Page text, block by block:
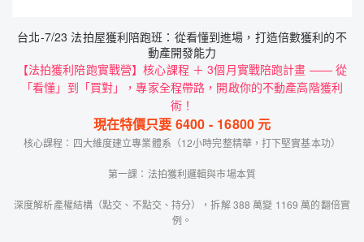
台北-7/23 法拍屋獲利陪跑班：從看懂到進場，打造倍數獲利的不
動產開發能力
【法拍獲利陪跑實戰營】核心課程 ＋ 3個月實戰陪跑計畫 —— 從
「看懂」到「買對」，專家全程帶路，開啟你的不動產高階獲利
術！
現在特價只要 6400 - 16800 元
核心課程：四大維度建立專業體系（12小時完整精華，打下堅實基本功）
第一課：法拍獲利邏輯與市場本質
深度解析產權結構（點交、不點交、持分），拆解 388 萬變 1169 萬的翻倍實
例。